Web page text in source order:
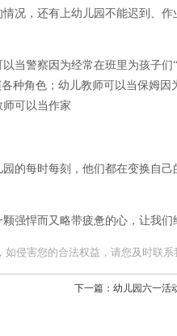
况，还有上幼儿园不能迟到、
当警察因为经常在班里为孩子
种角色；幼儿教师可以当保姆
可以当作家
的每时每刻，他们都在变换自
强悍而又略带疲惫的心，让我们
侵害您的合法权益，请您及时联系
下一篇： 幼儿园六一活